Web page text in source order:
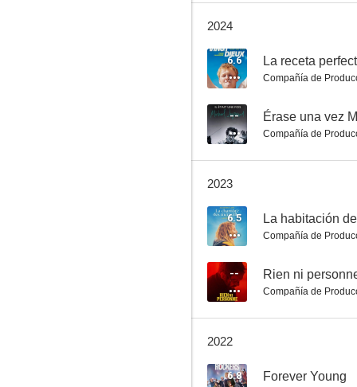
Luces de París
7.0
2024
6.6 La receta
Compañía de
-- Érase una vez
Compañía de
2023
6.5 La habitación
Compañía de
-- Rien ni
Compañía de
2022
6.8 Forever Young